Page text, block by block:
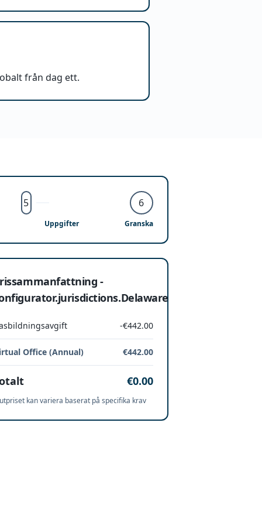
från dag ett.
5 6
Uppgifter Granska
-
-€442.00
Office (Annual) €442.00
€0.00
kan variera baserat på specifika krav